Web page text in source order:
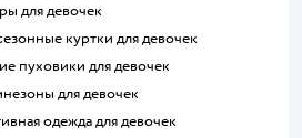
для девочек
куртки для девочек
пуховики для девочек
для девочек
одежда для девочек